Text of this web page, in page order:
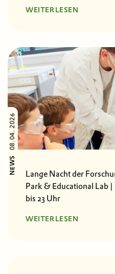
WEITERLESEN
NEWS
08.04. 2026
Lange Nacht der
Park & Educational Lab
bis 23 Uhr
WEITERLESEN